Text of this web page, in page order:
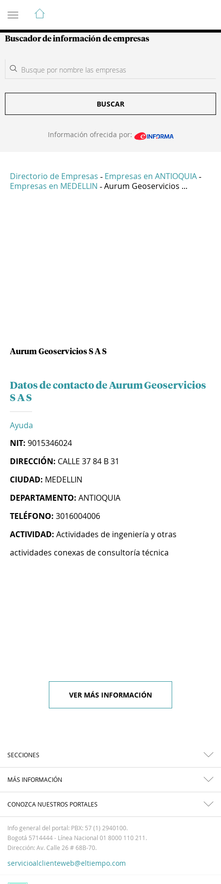
Guía de Empresas Colombianas
Buscador de información de empresas
BUSCAR
Información ofrecida por:
Directorio de Empresas - Empresas en ANTIOQUIA -
Empresas en MEDELLIN - Aurum Geoservicios ...
Aurum Geoservicios S A S
Datos de contacto de Aurum Geoservicios
S A S
Ayuda
NIT: 9015346024
DIRECCIÓN: CALLE 37 84 B 31
CIUDAD: MEDELLIN
DEPARTAMENTO: ANTIOQUIA
TELÉFONO: 3016004006
ACTIVIDAD: Actividades de ingeniería y otras
actividades conexas de consultoría técnica
VER MÁS INFORMACIÓN
SECCIONES
MÁS INFORMACIÓN
CONOZCA NUESTROS PORTALES
Info general del portal: PBX: 57 (1) 2940100.
Bogotá 5714444 - Línea Nacional 01 8000 110 211.
Dirección: Av. Calle 26 # 68B-70.
servicioalclienteweb@eltiempo.com